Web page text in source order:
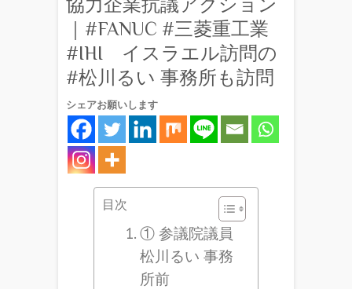
協力企業抗議アクション
｜#FANUC #三菱重工業
#IHI イスラエル訪問の
#松川るい 事務所も訪問
シェアお願いします
目次
① 参議院議員
松川るい 事務
所前